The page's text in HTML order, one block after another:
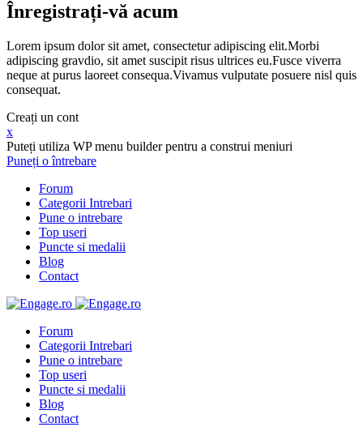
Înregistrați-vă acum
Lorem ipsum dolor sit amet, consectetur adipiscing elit.Morbi
adipiscing gravdio, sit amet suscipit risus ultrices eu.Fusce viverra
neque at purus laoreet consequa.Vivamus vulputate posuere nisl quis
consequat.
Creați un cont
x
Puteți utiliza WP menu builder pentru a construi meniuri
Puneți o întrebare
Forum
Categorii Intrebari
Pune o intrebare
Top useri
Puncte si medalii
Blog
Contact
Forum
Categorii Intrebari
Pune o intrebare
Top useri
Puncte si medalii
Blog
Contact